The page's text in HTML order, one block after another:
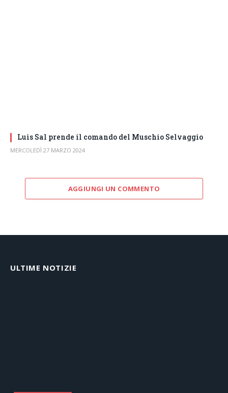
Luis Sal prende il comando del Muschio Selvaggio
MERCOLEDÌ 27 MARZO 2024
AGGIUNGI UN COMMENTO
ULTIME NOTIZIE